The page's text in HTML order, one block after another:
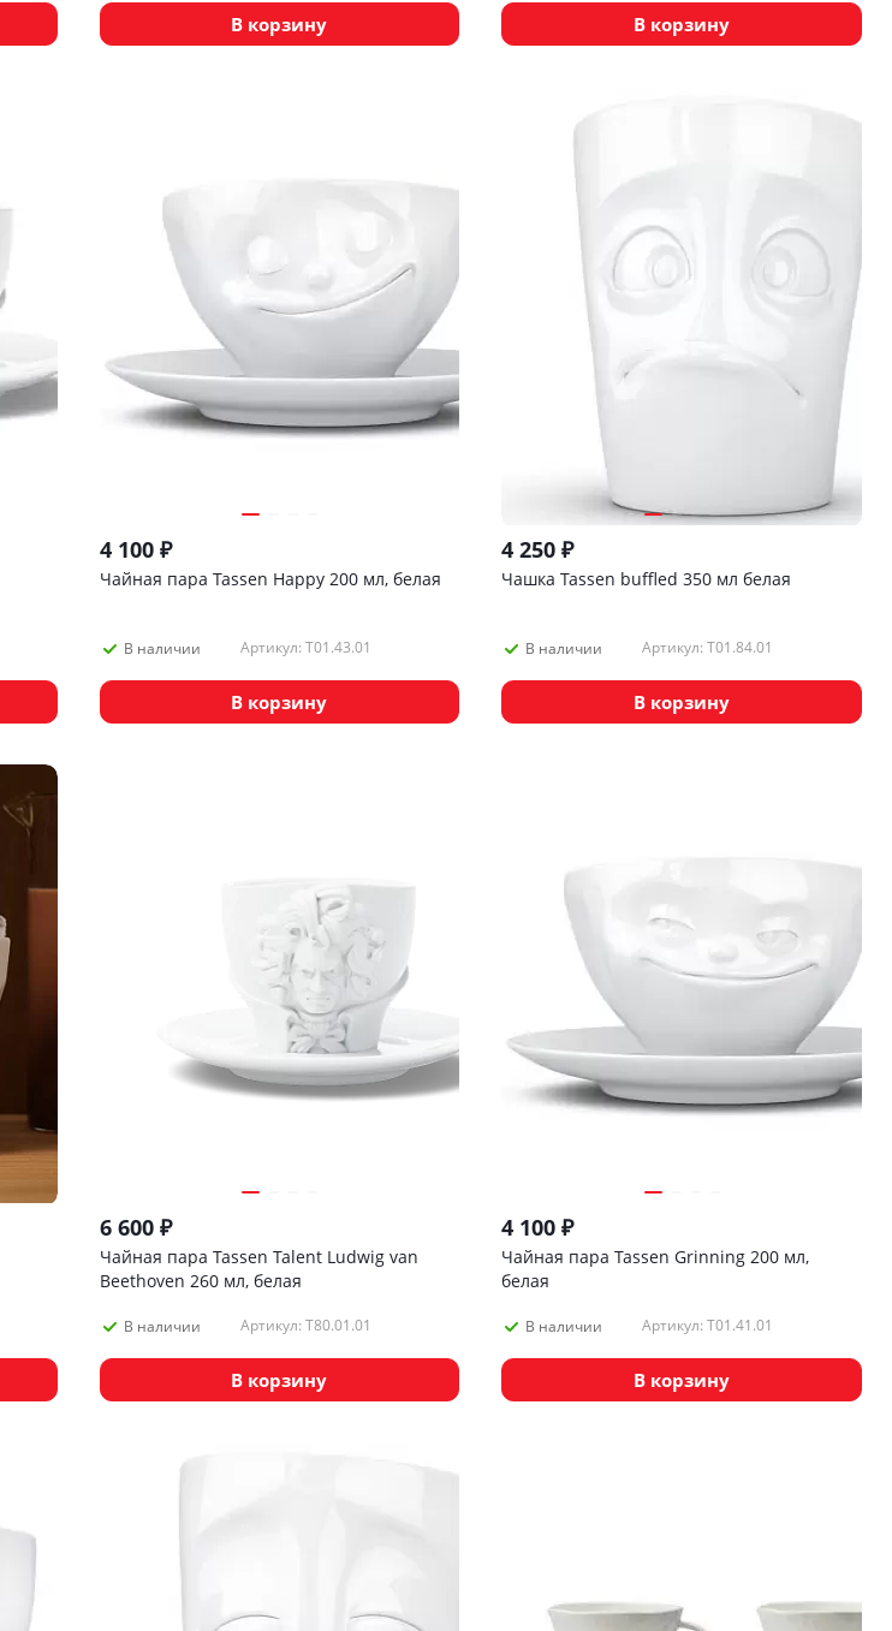
В корзину В корзину
4 100₽
Чайная пара Tassen Happy 200 мл, белая
В наличии Артикул: T01.43.01
В корзину
4 250 ₽
Чашка Tassen buffled 350 мл белая
В наличии Артикул: T01.84.01
В корзину
6 600₽
Чайная пара Tassen Talent Ludwig van
Beethoven 260 мл, белая
В наличии Артикул: T80.01.01
В корзину
4 100 ₽
Чайная пара Tassen Grinning 200 мл,
белая
В наличии Артикул: T01.41.01
В корзину